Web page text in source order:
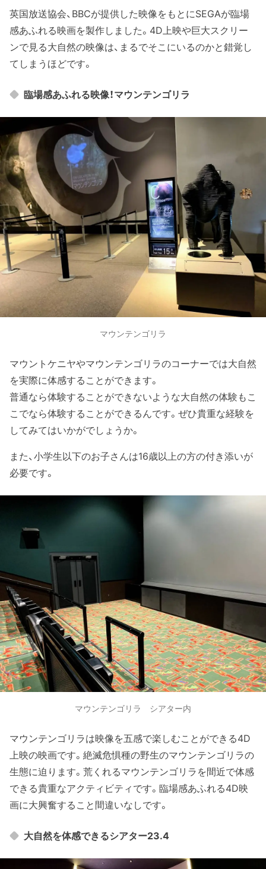
英国放送協会、BBCが提供した映像をもとにSEGAが臨場
感あふれる映画を製作しました。4D上映や巨大スクリー
ンで見る大自然の映像は、まるでそこにいるのかと錯覚し
てしまうほどです。
臨場感あふれる映像！マウンテンゴリラ
マウンテンゴリラ
マウントケニヤやマウンテンゴリラのコーナーでは大自然
を実際に体感することができます。
普通なら体験することができないような大自然の体験もこ
こでなら体験することができるんです。ぜひ貴重な経験を
してみてはいかがでしょうか。
また、小学生以下のお子さんは16歳以上の方の付き添いが
必要です。
マウンテンゴリラ シアター内
マウンテンゴリラは映像を五感で楽しむことができる4D
上映の映画です。絶滅危惧種の野生のマウンテンゴリラの
生態に迫ります。荒くれるマウンテンゴリラを間近で体感
できる貴重なアクティビティです。臨場感あふれる4D映
画に大興奮すること間違いなしです。
大自然を体感できるシアター23.4